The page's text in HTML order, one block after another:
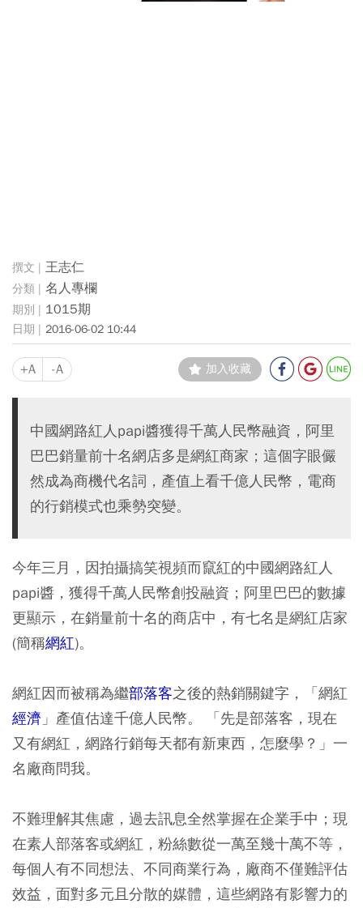
王志仁
名人專欄
1015期
2016-06-02 10:44
+A -A 加入收藏
中國網路紅人papi醬獲得千萬人民幣融資，阿里
巴巴銷量前十名網店多是網紅商家；這個字眼儼
然成為商機代名詞，產值上看千億人民幣，電商
的行銷模式也乘勢突變。
今年三月，因拍攝搞笑視頻而竄紅的中國網路紅人
papi醬，獲得千萬人民幣創投融資；阿里巴巴的數據
更顯示，在銷量前十名的商店中，有七名是網紅店家
(簡稱網紅)。
網紅因而被稱為繼部落客之後的熱銷關鍵字，「網紅
經濟 」產值估達千億人民幣。 「先是部落客，現在
又有網紅，網路行銷每天都有新東西，怎麼學？」一
名廠商問我。
不難理解其焦慮，過去訊息全然掌握在企業手中；現
在素人部落客或網紅，粉絲數從一萬至幾十萬不等，
每個人有不同想法、不同商業行為，廠商不僅難評估
效益，面對多元且分散的媒體，這些網路有影響力的